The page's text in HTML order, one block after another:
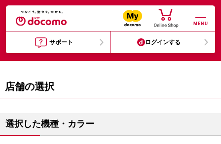
MENU
サポート ログインする
店舗の選択
選択した機種・カラー